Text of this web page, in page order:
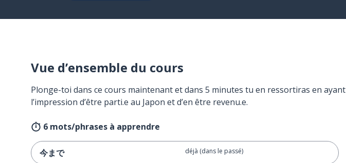
Vue d’ensemble du cours
Plonge-toi dans ce cours maintenant et dans 5 minutes tu en ressortiras en ayant
l’impression d’être parti.e au Japon et d’en être revenu.e.
6 mots/phrases à apprendre
今まで déjà (dans le passé)